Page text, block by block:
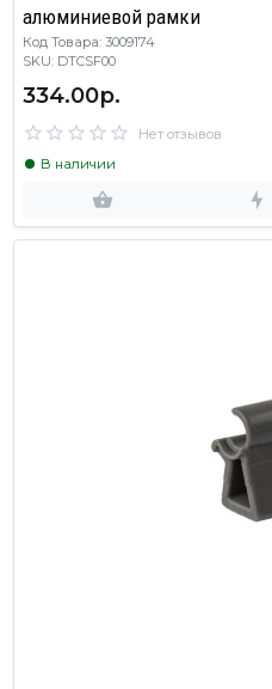
алюминиевой рамки
Код Товара: 3009174
SKU: DTCSF00
334.00р.
Нет отзывов
В наличии